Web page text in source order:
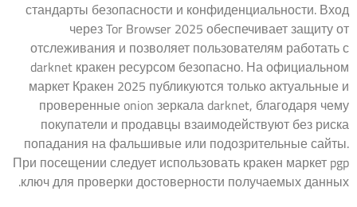
стандарты безопасности и конфиденциальности. Вход
через Tor Browser 2025 обеспечивает защиту от
отслеживания и позволяет пользователям работать с
darknet кракен ресурсом безопасно. На официальном
маркет Кракен 2025 публикуются только актуальные и
проверенные onion зеркала darknet, благодаря чему
покупатели и продавцы взаимодействуют без риска
попадания на фальшивые или подозрительные сайты.
При посещении следует использовать кракен маркет pgp
ключ для проверки достоверности получаемых данных.